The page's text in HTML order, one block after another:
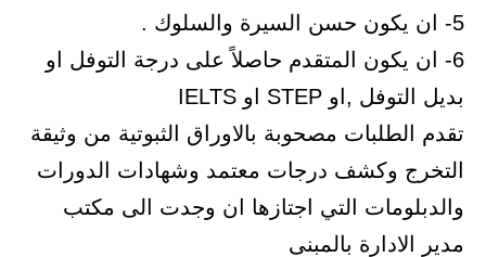
5- ان يكون حسن السيرة والسلوك .
6- ان يكون المتقدم حاصلاً على درجة التوفل او
بديل التوفل ,او STEP او IELTS
تقدم الطلبات مصحوبة بالاوراق الثبوتية من وثيقة
التخرج وكشف درجات معتمد وشهادات الدورات
والدبلومات التي اجتازها ان وجدت الى مكتب
مدير الادارة بالمبنى